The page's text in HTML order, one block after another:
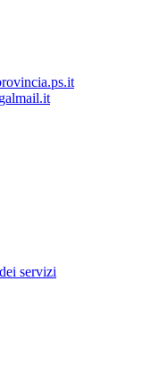
servizi